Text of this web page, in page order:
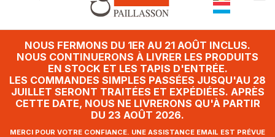
NOUS FERMONS DU 1ER AU 21 AOÛT INCLUS.
NOUS CONTINUERONS À LIVRER LES PRODUITS
EN STOCK ET LES TAPIS D'ENTRÉE.
LES COMMANDES SIMPLES PASSÉES JUSQU'AU 28
JUILLET SERONT TRAITÉES ET EXPÉDIÉES. APRÈS
CETTE DATE, NOUS NE LIVRERONS QU'À PARTIR
DU 23 AOÛT 2026.
MERCI POUR VOTRE CONFIANCE. UNE ASSISTANCE EMAIL EST PRÉVUE